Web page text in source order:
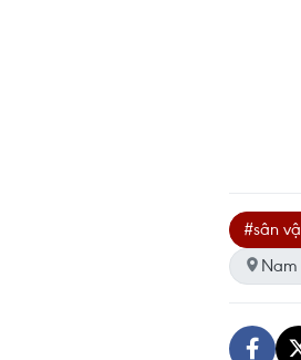
#sân